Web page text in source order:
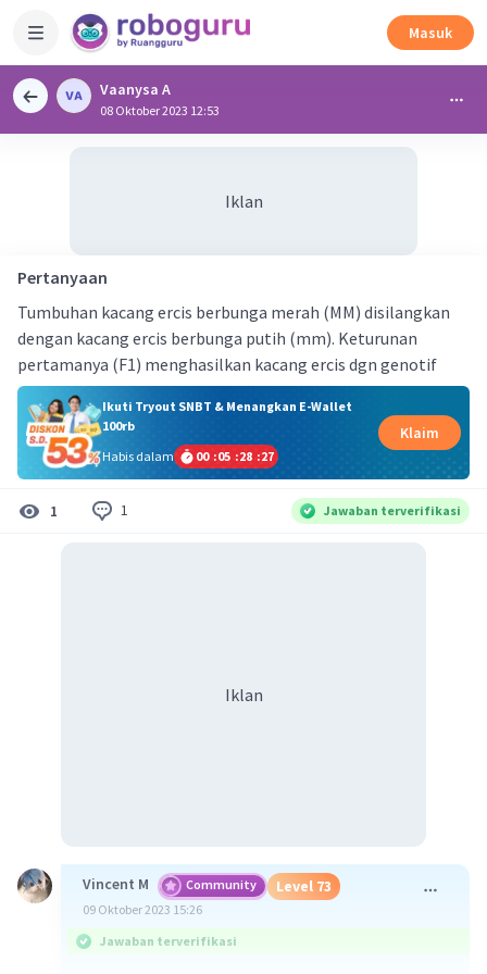
Masuk
Vaanysa A
08 Oktober 2023 12:53
Iklan
Pertanyaan
Tumbuhan kacang ercis berbunga merah (MM) disilangkan
dengan kacang ercis berbunga putih (mm). Keturunan
pertamanya (F1) menghasilkan kacang ercis dgn genotif
Ikuti Tryout SNBT & Menangkan E-Wallet
100rb
Habis dalam
00 :05 :28 :27
Klaim
1 1 Jawaban terverifikasi
Iklan
Vincent M Community Level 73
09 Oktober 2023 15:26
Jawaban terverifikasi